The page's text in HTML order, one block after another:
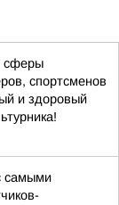
сферы
спортсменов
и здоровый
самыми